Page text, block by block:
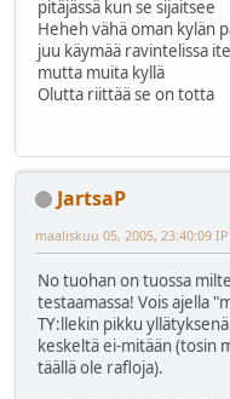
pitäjässä kun se sijaitsee
Heheh vähä oman kylän
juu käymää ravintelissa
mutta muita kyllä
Olutta riittää se on totta
JartsaP
maaliskuu 05, 2005, 23:40:09 IP
No tuohan on tuossa
testaamassa! Vois ajella
TY:llekin pikku
keskeltä ei-mitään (tosin
täällä ole rafloja).